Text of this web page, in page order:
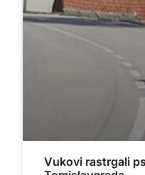
Vukovi rastrgali